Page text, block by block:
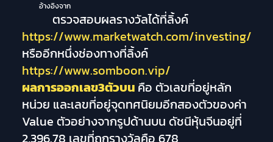
อ้างอิงจาก
ตรวจสอบผลรางวัลได้ที่ลิ้งค์
https://www.marketwatch.com/investing/
หรืออีกหนึ่งช่องทางที่ลิ้งค์
https://www.somboon.vip/
ผลการออกเลข3ตัวบน คือ ตัวเลขที่อยู่หลัก
หน่วย และเลขที่อยู่จุดทศนิยมอีกสองตัวของค่า
Value ตัวอย่างจากรูปด้านบน ดัชนีหุ้นจีนอยู่ที่